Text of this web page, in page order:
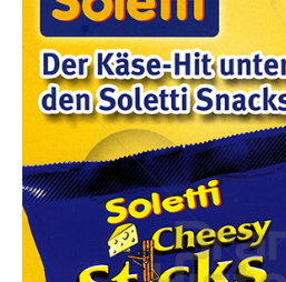
Einst und Heute
Marken
Konzerne
Epoche